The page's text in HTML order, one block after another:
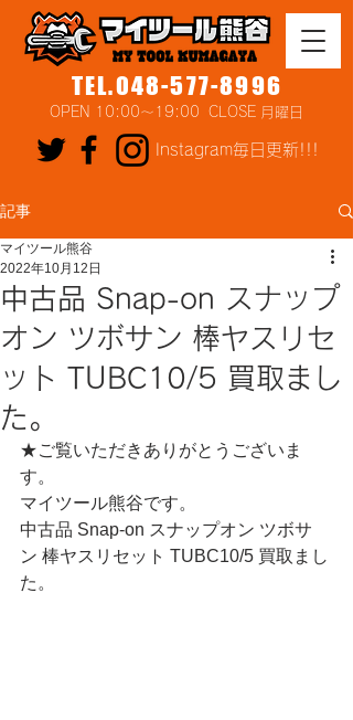
TEL.048-577-8996
OPEN 10:00～19:00 CLOSE 月曜日
Instagram毎日更新!!!
記事
中古品 Snap-on スナップ
オン ツボサン 棒ヤスリセ
ット TUBC10/5 買取まし
た。
マイツール熊谷
2022年10月12日
★ご覧いただきありがとうございま
す。
マイツール熊谷です。
中古品 Snap-on スナップオン ツボサ
ン 棒ヤスリセット TUBC10/5 買取まし
た。